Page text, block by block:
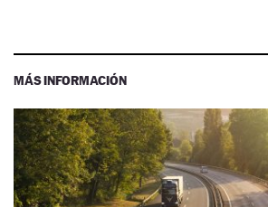
MÁS INFORMACIÓN